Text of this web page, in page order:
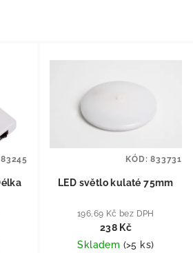
83245
LED světlo kulaté 75mm
196,69 Kč bez DPH
238 Kč
Skladem (>5 ks)
KÓD:833731